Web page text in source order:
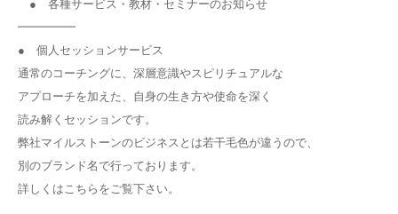
━━━━━
● 個人セッションサービス
通常のコーチングに、深層意識やスピリチュアルな
アプローチを加えた、自身の生き方や使命を深く
読み解くセッションです。
弊社マイルストーンのビジネスとは若干毛色が違うので、
別のブランド名で行っております。
詳しくはこちらをご覧下さい。